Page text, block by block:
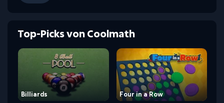
Top-Picks von Coolmath
Billiards Four in a Row